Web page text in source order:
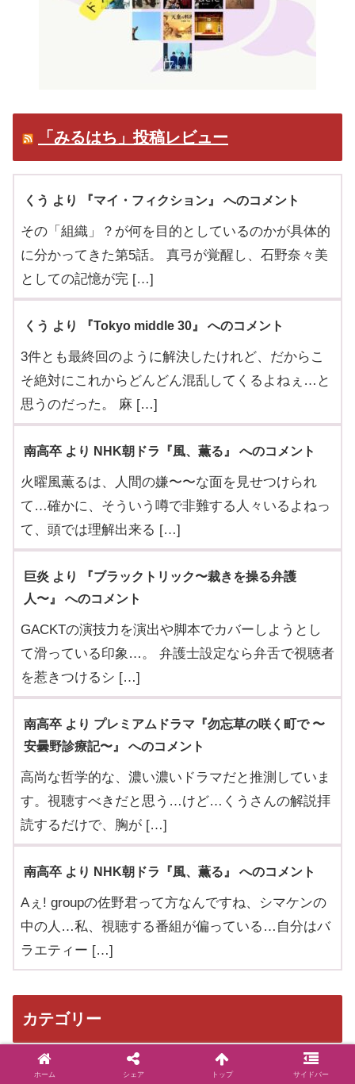
「みるはち」投稿レビュー
くう より 『マイ・フィクション』 へのコメント
その「組織」？が何を目的としているのかが具体的
に分かってきた第5話。 真弓が覚醒し、石野奈々美
としての記憶が完 […]
くう より 『Tokyo middle 30』 へのコメント
3件とも最終回のように解決したけれど、だからこ
そ絶対にこれからどんどん混乱してくるよねぇ…と
思うのだった。 麻 […]
南高卒 より NHK朝ドラ『風、薫る』 へのコメント
火曜風薫るは、人間の嫌〜〜な面を見せつけられ
て…確かに、そういう噂で非難する人々いるよねっ
て、頭では理解出来る […]
巨炎 より 『ブラックトリック〜裁きを操る弁護
人〜』 へのコメント
GACKTの演技力を演出や脚本でカバーしようとし
て滑っている印象…。 弁護士設定なら弁舌で視聴者
を惹きつけるシ […]
南高卒 より プレミアムドラマ『勿忘草の咲く町で 〜
安曇野診療記〜』 へのコメント
高尚な哲学的な、濃い濃いドラマだと推測していま
す。視聴すべきだと思う…けど…くうさんの解説拝
読するだけで、胸が […]
南高卒 より NHK朝ドラ『風、薫る』 へのコメント
Aぇ! groupの佐野君って方なんですね、シマケンの
中の人…私、視聴する番組が偏っている…自分はバ
ラエティー […]
カテゴリー
ホーム シェア トップ サイドバー